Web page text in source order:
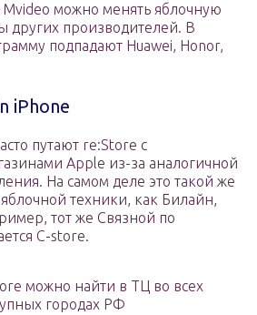
Mvideo можно менять яблочную
других производителей. В
подпадают Huawei, Honor,
iPhone
путают re:Store с
Apple из-за аналогичной
На самом деле это такой же
техники, как Билайн,
тот же Связной по
C-store.
можно найти в ТЦ во всех
городах РФ